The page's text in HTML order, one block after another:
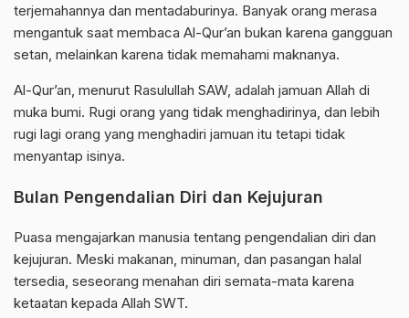
terjemahannya dan mentadaburinya. Banyak orang merasa
mengantuk saat membaca Al-Qur’an bukan karena gangguan
setan, melainkan karena tidak memahami maknanya.
Al-Qur’an, menurut Rasulullah SAW, adalah jamuan Allah di
muka bumi. Rugi orang yang tidak menghadirinya, dan lebih
rugi lagi orang yang menghadiri jamuan itu tetapi tidak
menyantap isinya.
Bulan Pengendalian Diri dan Kejujuran
Puasa mengajarkan manusia tentang pengendalian diri dan
kejujuran. Meski makanan, minuman, dan pasangan halal
tersedia, seseorang menahan diri semata-mata karena
ketaatan kepada Allah SWT.